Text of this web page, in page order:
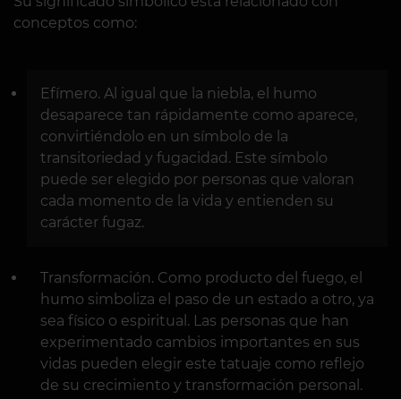
conceptos como:
Efímero. Al igual que la niebla, el humo
desaparece tan rápidamente como aparece,
convirtiéndolo en un símbolo de la
transitoriedad y fugacidad. Este símbolo
puede ser elegido por personas que valoran
cada momento de la vida y entienden su
carácter fugaz.
Transformación. Como producto del fuego, el
humo simboliza el paso de un estado a otro, ya
sea físico o espiritual. Las personas que han
experimentado cambios importantes en sus
vidas pueden elegir este tatuaje como reflejo
de su crecimiento y transformación personal.